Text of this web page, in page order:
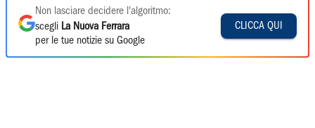
Non lasciare decidere l'algoritmo:
scegli La Nuova Ferrara
per le tue notizie su Google
CLICCA QUI